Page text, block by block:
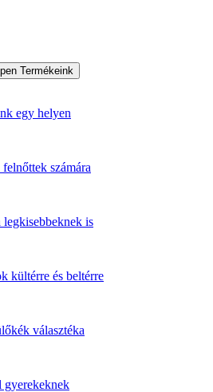
Termékeink
egy helyen
számára
legkisebbeknek is
kültérre és beltérre
választéka
gyerekeknek